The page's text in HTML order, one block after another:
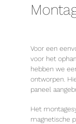
Voor een
voor het
hebben we
ontworpen.
paneel
Het
magnetische